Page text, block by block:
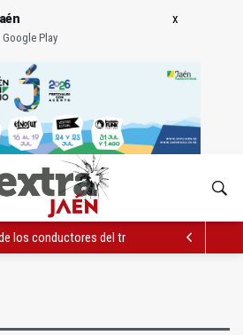
Play
los conductores del tranvía empiezan la